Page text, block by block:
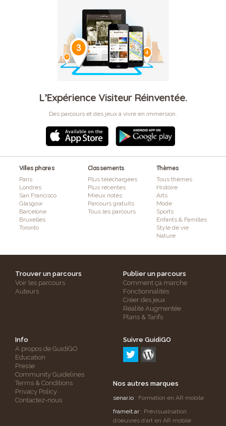
L’Expérience Visiteur Réinventée.
Des parcours et des jeux à vivre en immersion.
Villes phares
Paris
Londres
San Francisco
Glasgow
Barcelone
Bruxelles
Toronto
Classements
Plus téléchargées
Plus récentes
Mieux notés
Parcours gratuits
Tous les parcours
Thèmes
Tous thèmes
Histoire
Arts
Mode
Sports
Enfants & Familles
Style de vie
Nature
Trouver un parcours
Voir les parcours
Auteurs
Publier un parcours
Comment ça marche
Fonctionnalités
Créer des jeux
Réalité Augmentée
Plans & Tarifs
Info
A propos de GuidiGO
Education
Presse
Community Guidelines
Terms & Conditions
Privacy Policy
Contactez-nous
Suivre GuidiGO
Nos autres marques
senar.io : Formation en AR mobile
frameit.ar: Prévisualisation
d’oeuvres d’art en AR mobile